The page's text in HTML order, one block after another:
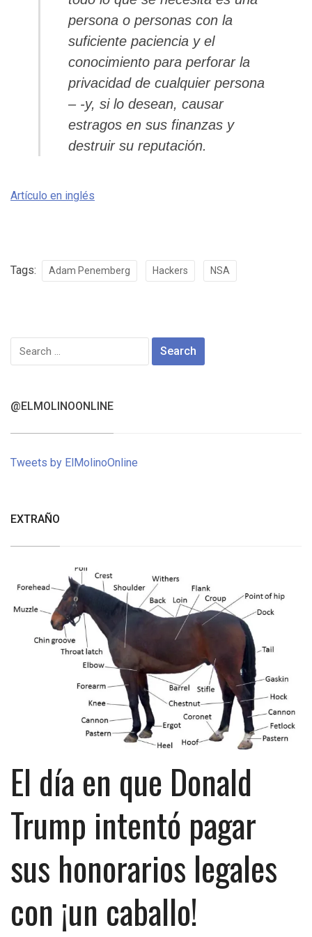
persona o personas con la
suficiente paciencia y el
conocimiento para perforar la
privacidad de cualquier persona
– -y, si lo desean, causar
estragos en sus finanzas y
destruir su reputación.
Artículo en inglés
Tags: Adam Penemberg Hackers NSA
Search
for:
@ELMOLINOONLINE
Tweets by ElMolinoOnline
EXTRAÑO
El día en que Donald
Trump intentó pagar
sus honorarios legales
con ¡un caballo!